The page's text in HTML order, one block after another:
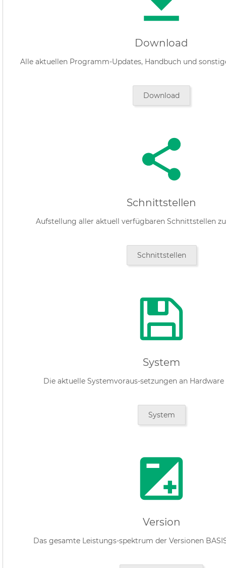
Download
Alle aktuellen Programm-Updates, Handbuch und
Download
Schnittstellen
Aufstellung aller aktuell verfügbaren Schnittstellen zu
Schnittstellen
System
Die aktuelle Systemvoraus-setzungen an Hardware
System
Version
Das gesamte Leistungs-spektrum der Versionen BASIS